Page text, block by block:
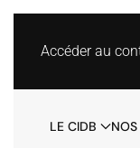
Accéder au
LE CIDB